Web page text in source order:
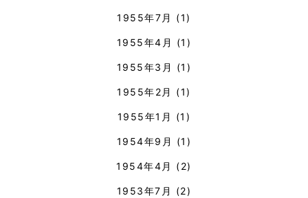
1955年7月 (1)
1955年4月 (1)
1955年3月 (1)
1955年2月 (1)
1955年1月 (1)
1954年9月 (1)
1954年4月 (2)
1953年7月 (2)